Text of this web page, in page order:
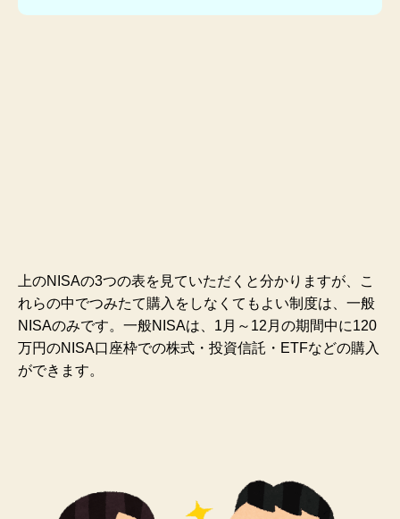
上のNISAの3つの表を見ていただくと分かりますが、こ
れらの中でつみたて購入をしなくてもよい制度は、一般
NISAのみです。一般NISAは、1月～12月の期間中に120
万円のNISA口座枠での株式・投資信託・ETFなどの購入
ができます。